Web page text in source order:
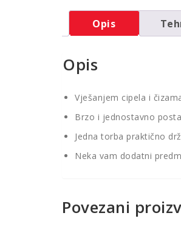
Opis
Opis
Vješanjem cipela i
Brzo i jednostavno
Jedna torba praktično
Neka vam dodatni
Povezani